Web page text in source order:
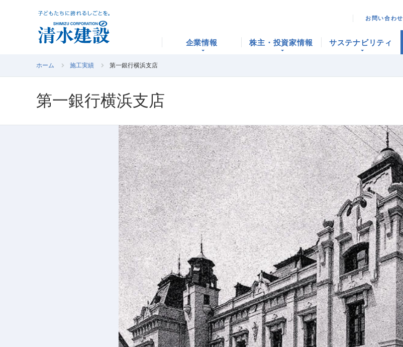
お問い合わせ
企業情報 株主・投資家情報 サステナビリティ
ホーム 施工実績 第一銀行横浜支店
第一銀行横浜支店